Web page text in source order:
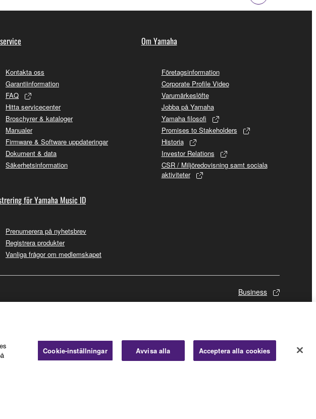
Kontakta oss
Garantiinformation
FAQ
Hitta servicecenter
Broschyrer & kataloger
Manualer
Firmware & Software uppdateringar
Dokument & data
Säkerhetsinformation
för Yamaha Music ID
Prenumerera på nyhetsbrev
Registrera produkter
Vanliga frågor om medlemskapet
Om Yamaha
Företagsinformation
Corporate Profile Video
Varumärkeslöfte
Jobba på Yamaha
Yamaha filosofi
Promises to Stakeholders
Historia
Investor Relations
CSR / Miljöredovisning samt sociala
aktiviteter
Business
Cookie-inställningar Avvisa alla Acceptera alla cookies